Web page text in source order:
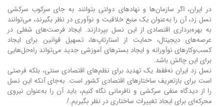
در ایران، اگر سازمان‌ها و نهادهای دولتی بتوانند به جای سرکوب سرکشی
نسل زد، آن را به‌عنوان یک منبع خلاقیت و نوآوری در نظر بگیرند، می‌توانند
به بهره‌برداری اقتصادی از این نسل بپردازند. ایجاد فرصت‌های شغلی در
عرصه‌های دیجیتال، حمایت از استارتاپ‌ها، تسهیل قوانین برای ایجاد
کسب‌وکارهای نوآورانه و ایجاد بسترهای آموزشی جدید می‌تواند راه‌حل‌هایی
برای این چالش باشد.
نسل زد ایران نه‌فقط یک تهدید برای نظم‌های اقتصادی سنتی، بلکه فرصتی
است برای بازتعریف ساختارهای اقتصادی کشور است. به‌جای آنکه این نسل
را از دیدگاه منفی سرکشی و نافرمانی نگاه کنیم، باید آن را به‌عنوان نیروی
محرکه‌ای برای ایجاد تغییرات ساختاری در نظر بگیریم./